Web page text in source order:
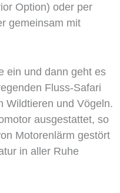
Option) oder per
gemeinsam mit
ein und dann geht es
Fluss-Safari
Wildtieren und Vögeln.
ausgestattet, so
Motorenlärm gestört
in aller Ruhe